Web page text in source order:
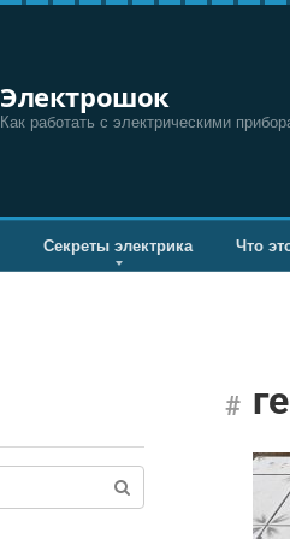
Электрошок
Как работать с электрическими
Секреты электрика Что